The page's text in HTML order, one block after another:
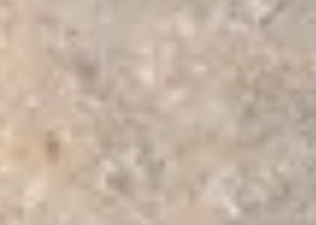
Marken
Angebote
Jobs
Kontakt